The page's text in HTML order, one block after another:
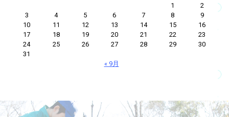
1
2
3
4 5 6 7 8
9
10
11 12 13 14 15
16
17
18 19 20 21 22
23
24
25 26 27 28 29
30
31
« 9月